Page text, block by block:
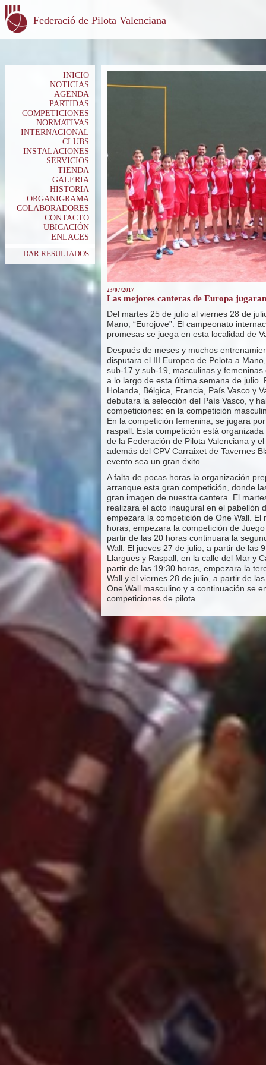
Federació de Pilota Valenciana
INICIO
NOTICIAS
AGENDA
PARTIDAS
COMPETICIONES
NORMATIVAS
INTERNACIONAL
CLUBS
INSTALACIONES
SERVICIOS
TIENDA
GALERIA
HISTORIA
ORGANIGRAMA
COLABORADORES
CONTACTO
UBICACIÓN
ENLACES
DAR RESULTADOS
23/07/2017
Las mejores canteras de Europa
Del martes 25 de julio al viernes 28 de
Mano, “Eurojove”. El campeonato
promesas se juega en esta localidad de
Después de meses y muchos
disputara el III Europeo de Pelota a
sub-17 y sub-19, masculinas y
a lo largo de esta última semana de julio.
Holanda, Bélgica, Francia, País Vasco y
debutara la selección del País Vasco, y
competiciones: en la competición
En la competición femenina, se jugara
raspall. Esta competición está
de la Federación de Pilota Valenciana y
además del CPV Carraixet de Tavernes
evento sea un gran éxito.
A falta de pocas horas la organización
arranque esta gran competición, donde
gran imagen de nuestra cantera. El
realizara el acto inaugural en el pabellón
empezara la competición de One Wall.
horas, empezara la competición de
partir de las 20 horas continuara la
Wall. El jueves 27 de julio, a partir de las
Llargues y Raspall, en la calle del Mar y
partir de las 19:30 horas, empezara la
Wall y el viernes 28 de julio, a partir de
One Wall masculino y a continuación se
competiciones de pilota.